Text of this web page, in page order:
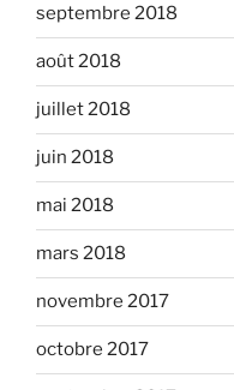
septembre 2018
août 2018
juillet 2018
juin 2018
mai 2018
mars 2018
novembre 2017
octobre 2017